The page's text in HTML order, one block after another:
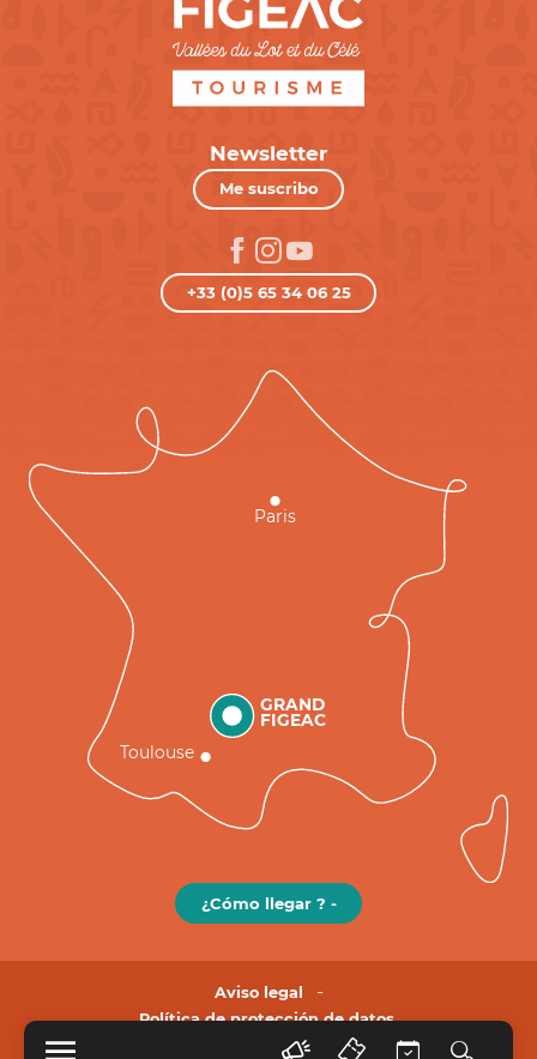
Newsletter
Me suscribo
+33 (0)5 65 34 06 25
GRAND
FIGEAC
Toulouse
Paris
¿Cómo llegar ? -
Aviso legal
Política de protección de datos.